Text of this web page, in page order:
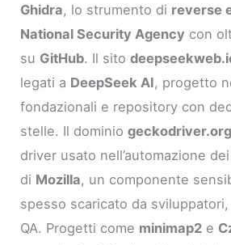
Ghidra, lo strumento di reverse
National Security Agency con
su GitHub. Il sito
legati a DeepSeek AI, progetto
fondazionali e repository con
stelle. Il dominiogeckodriver.org
driver usato nell’automazione
di Mozilla, un componente
spesso scaricato da
QA. Progetti come minimap2 e